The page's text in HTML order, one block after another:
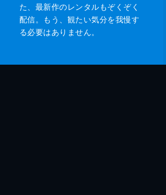
た、最新作のレンタルもぞくぞく
配信。もう、観たい気分を我慢す
る必要はありません。